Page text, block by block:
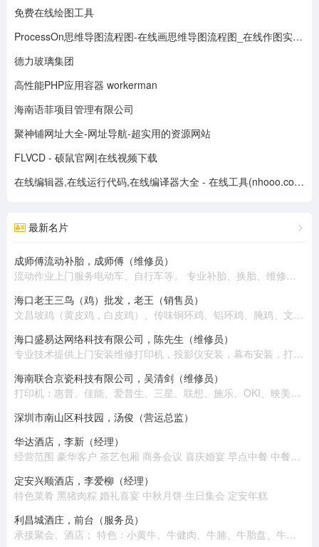
免费在线绘图工具
ProcessOn思维导图流程图-在线画思维导图流程图_在线作图实时协作
德力玻璃集团
高性能PHP应用容器 workerman
海南语菲项目管理有限公司
聚神铺网址大全-网址导航-超实用的资源网站
FLVCD - 硕鼠官网|在线视频下载
在线编辑器,在线运行代码,在线编译器大全 - 在线工具(nhooo.com)
最新名片
成师傅流动补胎，成师傅（维修员）
流动作业上门服务电动车、自行车等。 专业补胎、换胎、维修、换电池、收电池回收旧电动车。 热情周到、上门服务。
海口老王三鸟（鸡）批发，老王（销售员）
文昌坡鸡（黄皮鸡，白皮鸡）、传味铜环鸡、铝环鸡、腌鸡、文昌公鸡、乌鸡、老鸡、半老鸡、公鸡（大脚）
海口盛易达网络科技有限公司，陈先生（维修员）
专业技术提供上​‌‌门安装维修打印机，投影仪安装，幕布安装，打印耗材配送，电脑组装，笔记本电脑维修，收银机维修，监控安装，网络布线，高清摄像头安装，网络组建，背景音乐安装等 。 公司有专业技术员十几名，随时提供上门安装维修服务，价格优惠，质量保证！
海南联合京瓷科技有限公司，吴清剑（维修员）
打印机：惠普、佳能、爱普生、三星、联想、施乐、OKI、映美、兄弟、富士通、得实、京瓷、中税。 复印机：施乐、东芝、佳能、理光、夏普、京瓷、美能达、震旦。 扫描仪：惠普、佳能、爱普生、柯达、汉王、富士通、紫光、中晶。 电脑：联想、惠普、华硕。 耗材：各类品牌原装国产。
深圳市南山区科技园，汤俊（营运总监）
华达酒店，李新（经理）
经营范围 豪华客户 茶艺包厢 商务会议 喜庆婚宴 早点中餐 中餐包厢
定安兴顺酒店，李爱柳（经理）
特色菜肴 黑猪肉粽 婚礼喜宴 中秋月饼 生日集会 定安年糕
利昌城酒庄，前台（服务员）
承接聚会、酒店； 特色：小黄牛、牛健肉、牛腩、牛胎盘、牛百叶、牛鞭、炸牛排、煎牛肉、肥牛。